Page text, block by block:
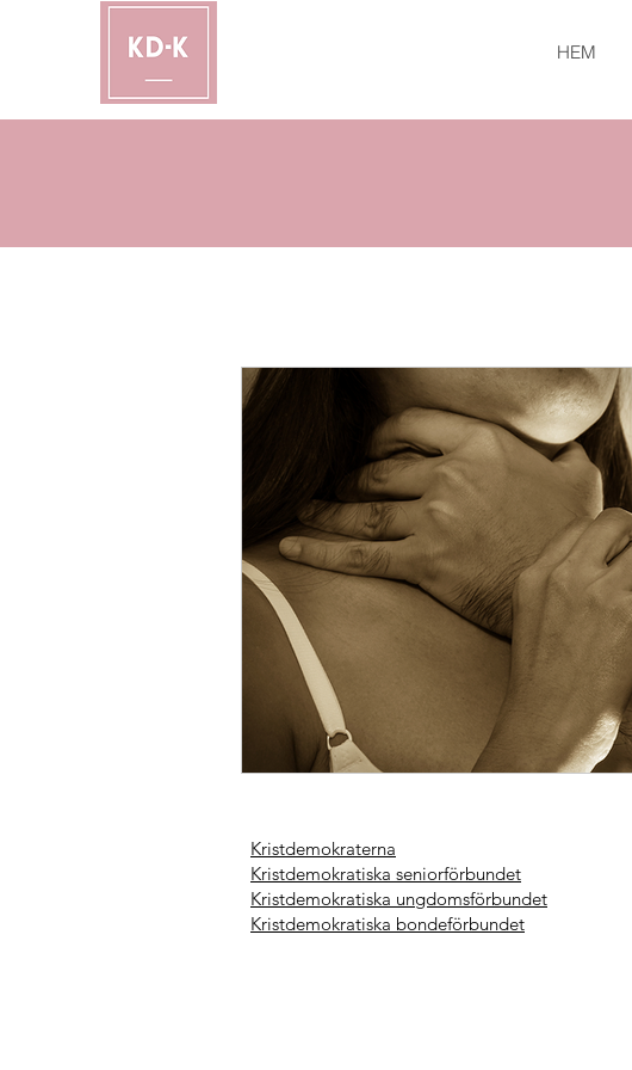
HEM
Kristdemokraterna
Kristdemokratiska seniorförbundet
Kristdemokratiska ungdomsförbundet
Kristdemokratiska bondeförbundet